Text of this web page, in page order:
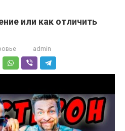
или как отличить
admin